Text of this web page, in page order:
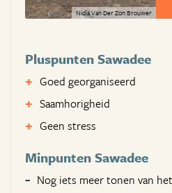
Nidia Van Der Zon Brouwer
Pluspunten Sawadee
Goed georganiseerd
Saamhorigheid
Geen stress
Minpunten Sawadee
Nog iets meer tonen van